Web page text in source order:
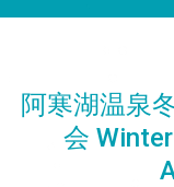
阿寒湖温泉
会